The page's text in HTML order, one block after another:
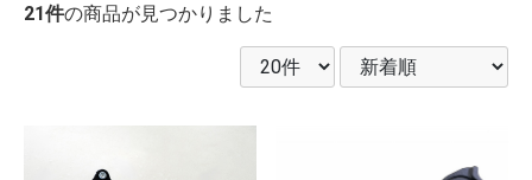
21件の商品が見つかりました